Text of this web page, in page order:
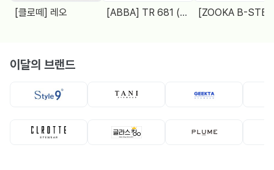
뿔테
[클로떼] 레오
뿔테
[ABBA] TR 681 (48□18 138)
이달의 브랜드